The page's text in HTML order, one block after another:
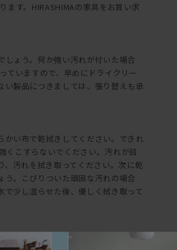
ます。HIRASHIMAの家具をお買い求
ょう。何か強い汚れが付いた場合
ていますので、早めにドライクリー
製品につきましては、張り替えも承
い布で乾拭きしてください。できれ
くこすらないでください。汚れが目
、汚れを拭き取ってください。次に乾
う。こびりついた頑固な汚れの場合
少し湿らせた後、優しく拭き取って
後に、乾いた布で水分を充分に拭